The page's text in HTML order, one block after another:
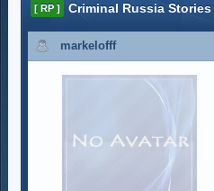
[ RP ] Criminal Russia Stories
markelofff